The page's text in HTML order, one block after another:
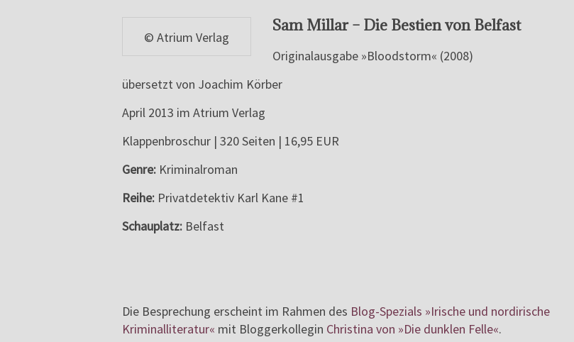
© Atrium Verlag
Sam Millar – Die Bestien von Belfast
Originalausgabe »Bloodstorm« (2008)
übersetzt von Joachim Körber
April 2013 im Atrium Verlag
Klappenbroschur | 320 Seiten | 16,95 EUR
Genre: Kriminalroman
Reihe: Privatdetektiv Karl Kane #1
Schauplatz: Belfast
Die Besprechung erscheint im Rahmen des Blog-Spezials »Irische und nordirische
Kriminalliteratur« mit Bloggerkollegin Christina von »Die dunklen Felle«.